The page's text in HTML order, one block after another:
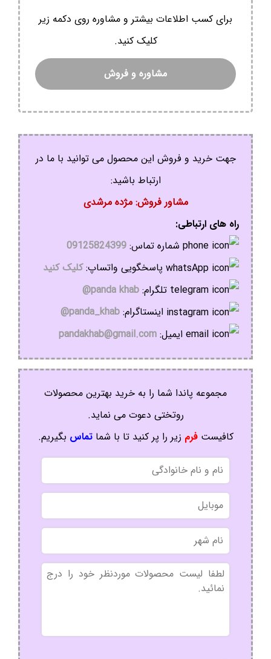
برای کسب اطلاعات بیشتر و مشاوره روی دکمه زیر
کلیک کنید.
مشاوره و فروش
جهت خرید و فروش این محصول می توانید با ما در
ارتباط باشید:
مشاور فروش: مژده مرشدی
راه های ارتباطی:
شماره تماس: 09125824399
پاسخگویی واتساپ:کلیک کنید
تلگرام: panda khab@
اینستاگرام: panda_khab@
ایمیل: pandakhab@gmail.com
مجموعه پاندا شما را به خرید بهترین محصولات
روتختی دعوت می نماید.
کافیستفرم زیر را پر کنید تا با شماتماس بگیریم.
نام
و
نام
خانوادگی
موبایل
نام
شهر
بدون
عنوان